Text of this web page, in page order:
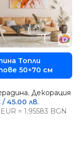
Топли
50×70 см
, Декорация
/ 45.00 лв.
= 1.95583 BGN